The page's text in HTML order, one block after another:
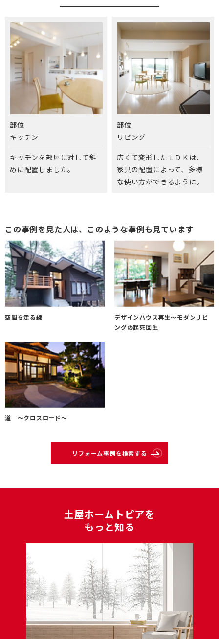
部位
キッチン
キッチンを部屋に対して斜
めに配置しました。
部位
リビング
広くて変形したＬＤＫは、
家具の配置によって、多様
な使い方ができるように。
この事例を見た人は、このような事例も見ています
空間を走る線
デザインハウス再生～モダンリビ
ングの起死回生
道 ～クロスロード～
リフォーム事例を検索する
⼟屋ホームトピアを
もっと知る